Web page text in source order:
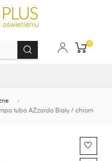
0
tuba AZzardo Biały / chrom